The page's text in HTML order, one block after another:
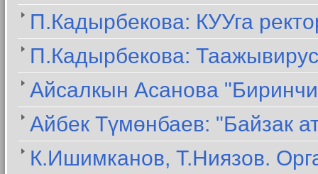
П.Кадырбекова: КУУга
П.Кадырбекова:
Айсалкын Асанова
Айбек Түмөнбаев: "Байзак
К.Ишимканов, Т.Ниязов.